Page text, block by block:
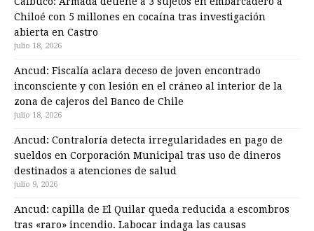
Chiloé con 5 millones en cocaína tras investigación
abierta en Castro
julio 18, 2026
Ancud: Fiscalía aclara deceso de joven encontrado
inconsciente y con lesión en el cráneo al interior de la
zona de cajeros del Banco de Chile
julio 18, 2026
Ancud: Contraloría detecta irregularidades en pago de
sueldos en Corporación Municipal tras uso de dineros
destinados a atenciones de salud
julio 9, 2026
Ancud: capilla de El Quilar queda reducida a escombros
tras «raro» incendio. Labocar indaga las causas